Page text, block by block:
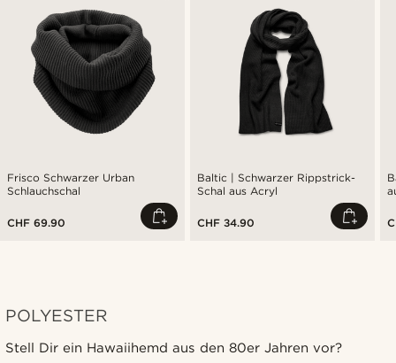
Frisco Schwarzer Urban
Schlauchschal
CHF 69.90
Baltic | Schwarzer Rippstrick-
Schal aus Acryl
CHF 34.90
POLYESTER
Stell Dir ein Hawaiihemd aus den 80er Jahren vor?